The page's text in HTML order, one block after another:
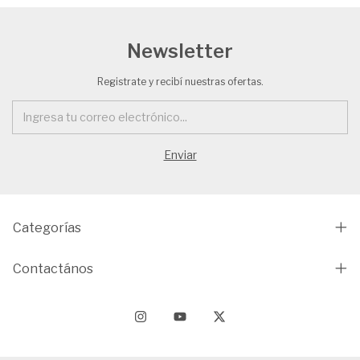
Newsletter
Registrate y recibí nuestras ofertas.
Categorías
Contactános